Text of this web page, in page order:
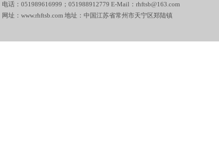
电话：051989616999；051988912779 E-Mail：rhftsb@163.com
网址：www.rhftsb.com 地址：中国江苏省常州市天宁区郑陆镇